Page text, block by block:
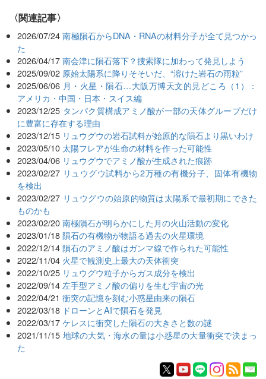
関連記事
2026/07/24 南極隕石からDNA・RNAの材料分子が全て見つかっ
た
2026/04/17 南会津に隕石落下？捜索隊に加わって発見しよう
2025/09/02 原始太陽系に降りそそいだ、“溶けた岩石の雨粒”
2025/06/06 月・火星・隕石…大阪万博天文的見どころ（1）：
アメリカ・中国・日本・スイス編
2023/12/25 タンパク質構成アミノ酸が一部の天体グループだけ
に豊富に存在する理由
2023/12/15 リュウグウの岩石試料が始原的な隕石より黒いわけ
2023/05/10 太陽フレアが生命の材料を作った可能性
2023/04/06 リュウグウでアミノ酸が生成された痕跡
2023/02/27 リュウグウ試料から2万種の有機分子、固体有機物
を検出
2023/02/27 リュウグウの始原的物質は太陽系で最初期にできた
ものかも
2023/02/20 南極隕石が明らかにした月の火山活動の変化
2023/01/18 隕石の有機物が物語る過去の火星環境
2022/12/14 隕石のアミノ酸はガンマ線で作られた可能性
2022/11/04 火星で観測史上最大の天体衝突
2022/10/25 リュウグウ粒子からガス成分を検出
2022/09/14 左手型アミノ酸の偏りを生む宇宙の光
2022/04/21 衝突の記憶を刻む小惑星由来の隕石
2022/03/18 ドローンとAIで隕石を発見
2022/03/17 ケレスに衝突した隕石の大きさと数の謎
2021/11/15 地球の大気・海水の量は小惑星の大量衝突で決まっ
た